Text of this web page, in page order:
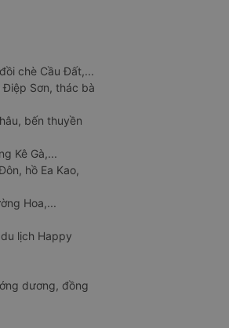
chè Cầu Đất,...
Điệp Sơn, thác bà
bến thuyền
Kê Gà,...
hồ Ea Kao,
Hoa,...
lịch Happy
dương, đồng